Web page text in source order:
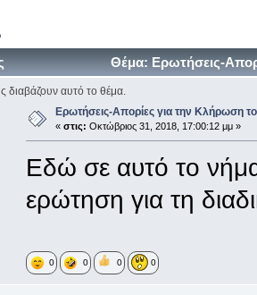
Θέμα: Ερωτήσεις-
διαβάζουν αυτό το θέμα.
Ερωτήσεις-Απορίες για την Κλήρωση
« στις: Οκτώβριος 31, 2018, 17:00:12 μμ »
Εδώ σε αυτό το
ερώτηση για τη
0 0 0 0